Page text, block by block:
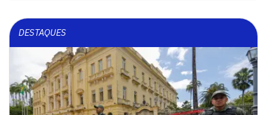
DESTAQUES